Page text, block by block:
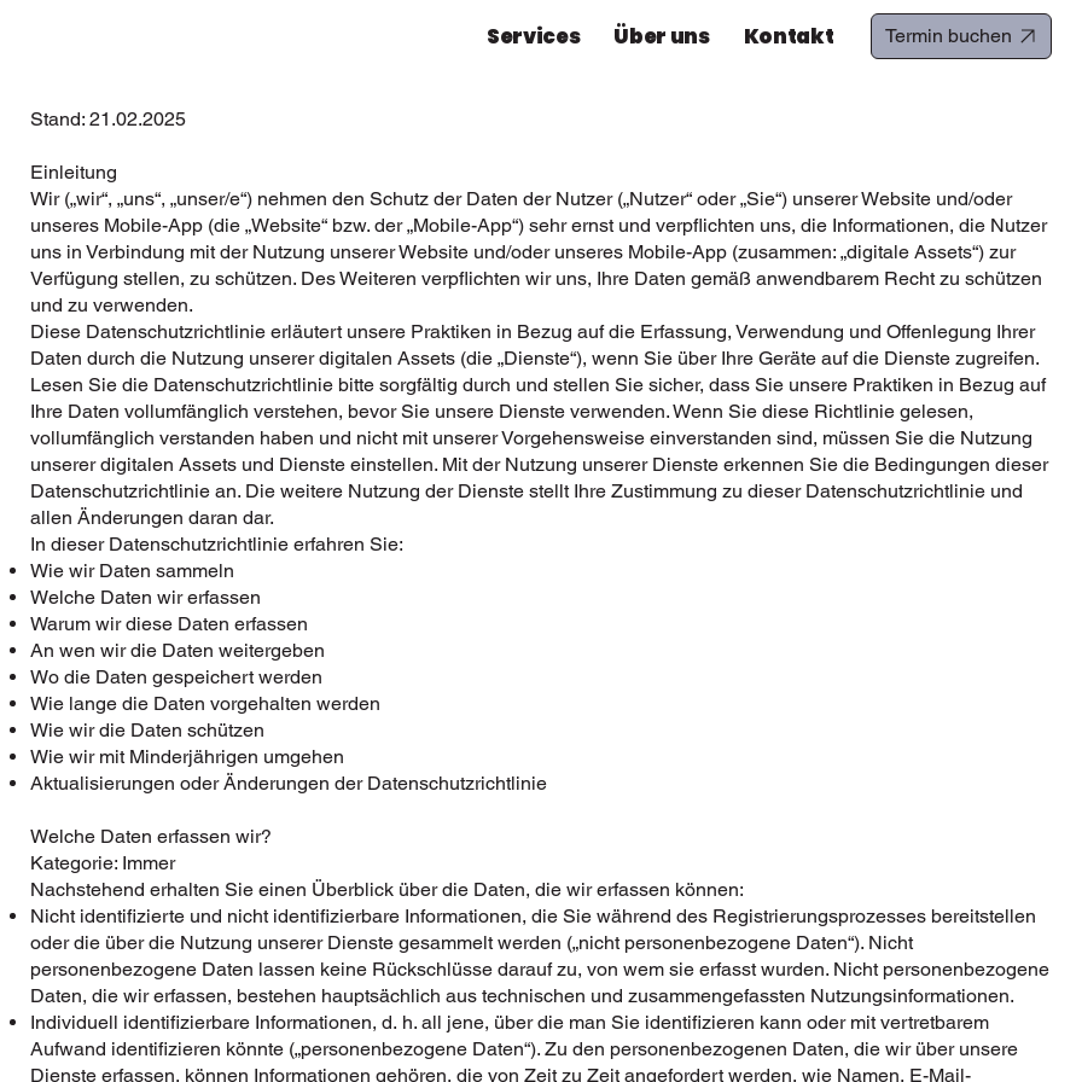
Services Über uns Kontakt Termin buchen
Stand: 21.02.2025
Einleitung
Wir („wir“, „uns“, „unser/e“) nehmen den Schutz der Daten der Nutzer („Nutzer“ oder „Sie“) unserer Website und/oder
unseres Mobile-App (die „Website“ bzw. der „Mobile-App“) sehr ernst und verpflichten uns, die Informationen, die Nutzer
uns in Verbindung mit der Nutzung unserer Website und/oder unseres Mobile-App (zusammen: „digitale Assets“) zur
Verfügung stellen, zu schützen. Des Weiteren verpflichten wir uns, Ihre Daten gemäß anwendbarem Recht zu schützen
und zu verwenden.
Diese Datenschutzrichtlinie erläutert unsere Praktiken in Bezug auf die Erfassung, Verwendung und Offenlegung Ihrer
Daten durch die Nutzung unserer digitalen Assets (die „Dienste“), wenn Sie über Ihre Geräte auf die Dienste zugreifen.
Lesen Sie die Datenschutzrichtlinie bitte sorgfältig durch und stellen Sie sicher, dass Sie unsere Praktiken in Bezug auf
Ihre Daten vollumfänglich verstehen, bevor Sie unsere Dienste verwenden. Wenn Sie diese Richtlinie gelesen,
vollumfänglich verstanden haben und nicht mit unserer Vorgehensweise einverstanden sind, müssen Sie die Nutzung
unserer digitalen Assets und Dienste einstellen. Mit der Nutzung unserer Dienste erkennen Sie die Bedingungen dieser
Datenschutzrichtlinie an. Die weitere Nutzung der Dienste stellt Ihre Zustimmung zu dieser Datenschutzrichtlinie und
allen Änderungen daran dar.
In dieser Datenschutzrichtlinie erfahren Sie:
Wie wir Daten sammeln
Welche Daten wir erfassen
Warum wir diese Daten erfassen
An wen wir die Daten weitergeben
Wo die Daten gespeichert werden
Wie lange die Daten vorgehalten werden
Wie wir die Daten schützen
Wie wir mit Minderjährigen umgehen
Aktualisierungen oder Änderungen der Datenschutzrichtlinie
Welche Daten erfassen wir?
Kategorie: Immer
Nachstehend erhalten Sie einen Überblick über die Daten, die wir erfassen können:
Nicht identifizierte und nicht identifizierbare Informationen, die Sie während des Registrierungsprozesses bereitstellen
oder die über die Nutzung unserer Dienste gesammelt werden („nicht personenbezogene Daten“). Nicht
personenbezogene Daten lassen keine Rückschlüsse darauf zu, von wem sie erfasst wurden. Nicht personenbezogene
Daten, die wir erfassen, bestehen hauptsächlich aus technischen und zusammengefassten Nutzungsinformationen.
Individuell identifizierbare Informationen, d. h. all jene, über die man Sie identifizieren kann oder mit vertretbarem
Aufwand identifizieren könnte („personenbezogene Daten“). Zu den personenbezogenen Daten, die wir über unsere
Dienste erfassen, können Informationen gehören, die von Zeit zu Zeit angefordert werden, wie Namen, E-Mail-